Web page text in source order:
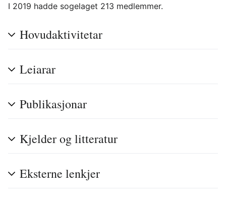
I 2019 hadde sogelaget 213 medlemmer.
Hovudaktivitetar
Leiarar
Publikasjonar
Kjelder og litteratur
Eksterne lenkjer